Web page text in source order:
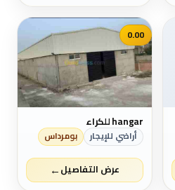
0.00
hangar للكراء
أراضي للإيجار بومرداس
عرض التفاصيل←